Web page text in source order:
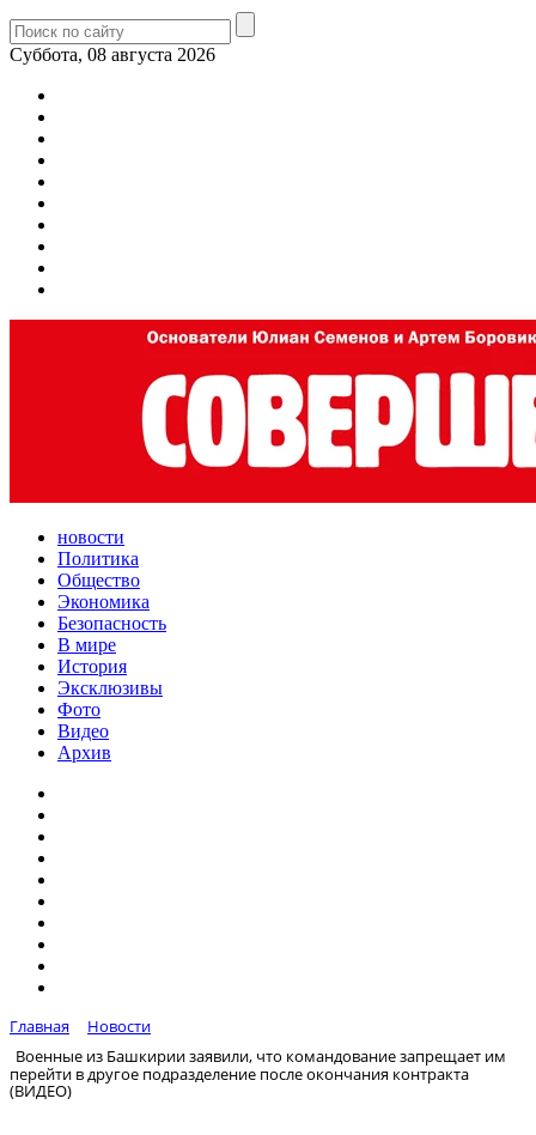
Суббота, 08 августа 2026
новости
Политика
Общество
Экономика
Безопасность
В мире
История
Эксклюзивы
Фото
Видео
Архив
Главная
Новости
Военные из Башкирии заявили, что командование запрещает им
перейти в другое подразделение после окончания контракта
(ВИДЕО)